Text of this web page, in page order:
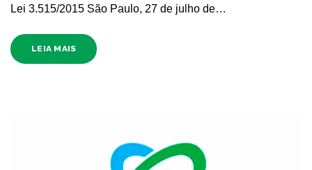
Lei 3.515/2015 São Paulo, 27 de julho de…
LEIA MAIS